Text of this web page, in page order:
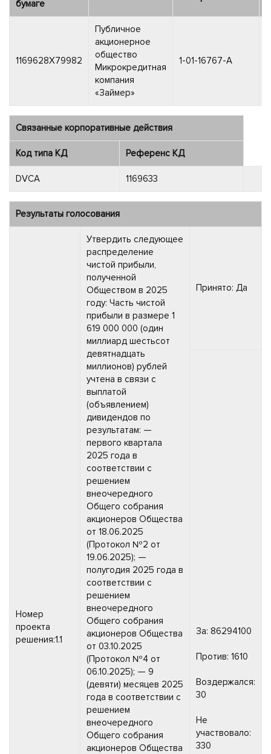
бумаге
1169628X79982
Публичное
акционерное
общество
Микрокредитная
компания
«Займер»
1-01-16767-A
Связанные корпоративные действия
Код типа КД Референс КД
DVCA 1169633
Результаты голосования
Номер
проекта
решения:1.1
Утвердить следующее
распределение
чистой прибыли,
полученной
Обществом в 2025
году: Часть чистой
прибыли в размере 1
619 000 000 (один
миллиард шестьсот
девятнадцать
миллионов) рублей
учтена в связи с
выплатой
(объявлением)
дивидендов по
результатам: —
первого квартала
2025 года в
соответствии с
решением
внеочередного
Общего собрания
акционеров Общества
от 18.06.2025
(Протокол №2 от
19.06.2025); —
полугодия 2025 года в
соответствии с
решением
внеочередного
Общего собрания
акционеров Общества
от 03.10.2025
(Протокол №4 от
06.10.2025); — 9
(девяти) месяцев 2025
года в соответствии с
решением
внеочередного
Общего собрания
акционеров Общества
Принято: Да
За: 86294100
Против: 1610
Воздержался:
30
Не
участвовало:
330